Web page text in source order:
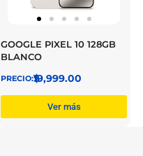
GOOGLE PIXEL 10 128GB
BLANCO
$
19,999.00
Ver más